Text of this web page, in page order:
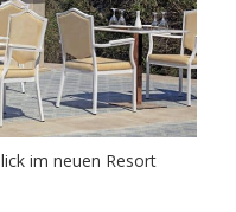
im neuen Resort